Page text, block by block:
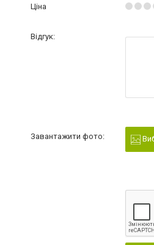
Ціна
Відгук:
Завантажити фото: